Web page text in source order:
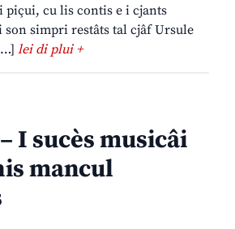
piçui, cu lis contis e i cjants
simpri restâts tal cjâf Ursule
lei di plui +
I sucès musicâi
mancul